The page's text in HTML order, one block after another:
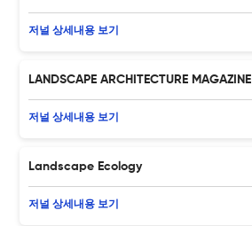
저널 상세내용 보기
LANDSCAPE ARCHITECTURE MAGAZINE
저널 상세내용 보기
Landscape Ecology
저널 상세내용 보기